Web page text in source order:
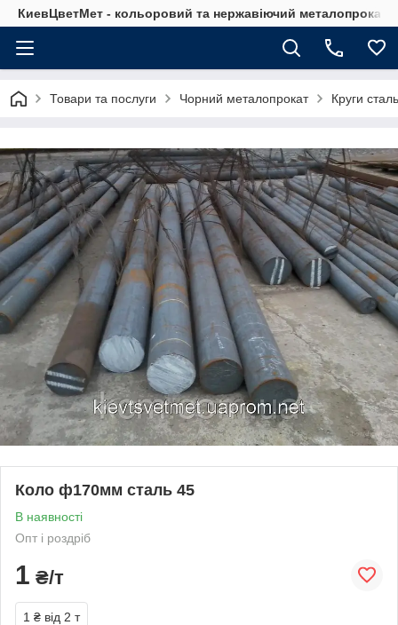
КиевЦветМет - кольоровий та нержавіючий металопрокат.
Товари та послуги Чорний металопрокат Круги
Коло ф170мм сталь 45
В наявності
Опт і роздріб
1 ₴/т
1 ₴ від 2 т